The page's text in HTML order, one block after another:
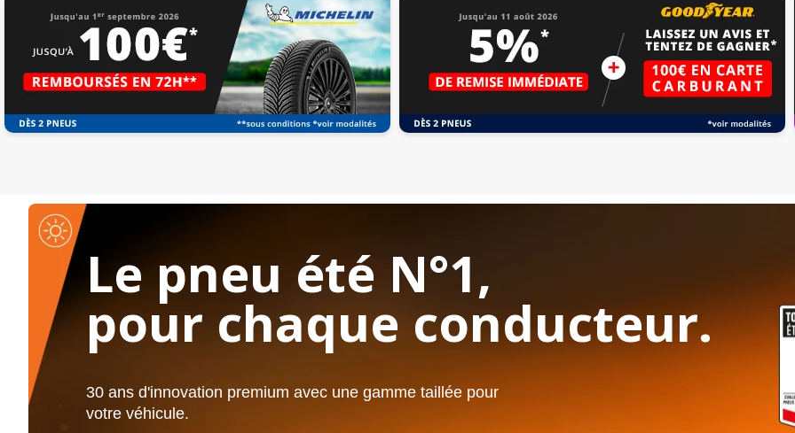
Le pneu été N°1,
pour chaque conducteur.
30 ans d'innovation premium avec une gamme taillée pour
votre véhicule.